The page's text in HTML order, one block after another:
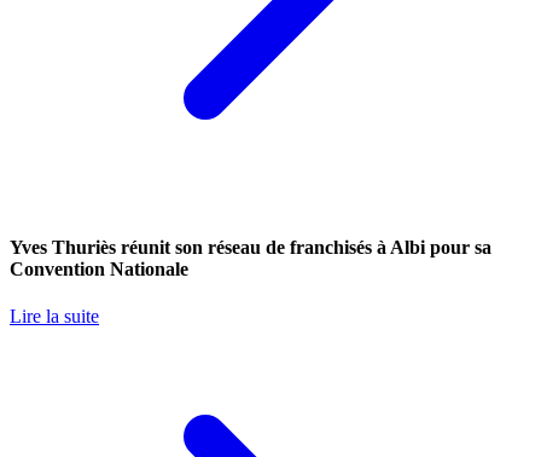
Yves Thuriès réunit son réseau de franchisés à Albi pour sa
Convention Nationale
Lire la suite